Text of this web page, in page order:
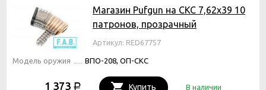
Магазин Pufgun на СКС 7,62х39 10
патронов, прозрачный
Артикул: RED67757
Модель оружия ВПО-208, ОП-СКС
1 373 Р Купить В наличии